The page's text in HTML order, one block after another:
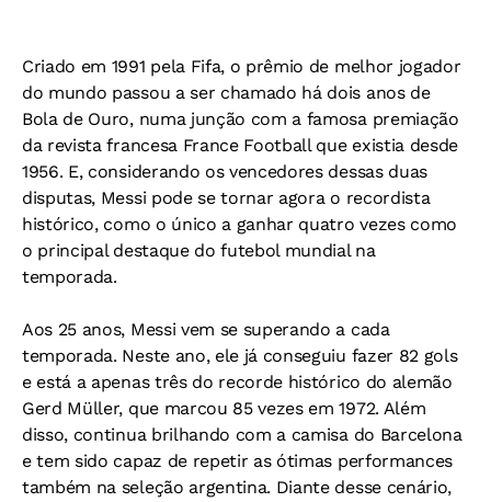
Criado em 1991 pela Fifa, o prêmio de melhor jogador
do mundo passou a ser chamado há dois anos de
Bola de Ouro, numa junção com a famosa premiação
da revista francesa France Football que existia desde
1956. E, considerando os vencedores dessas duas
disputas, Messi pode se tornar agora o recordista
histórico, como o único a ganhar quatro vezes como
o principal destaque do futebol mundial na
temporada.
Aos 25 anos, Messi vem se superando a cada
temporada. Neste ano, ele já conseguiu fazer 82 gols
e está a apenas três do recorde histórico do alemão
Gerd Müller, que marcou 85 vezes em 1972. Além
disso, continua brilhando com a camisa do Barcelona
e tem sido capaz de repetir as ótimas performances
também na seleção argentina. Diante desse cenário,